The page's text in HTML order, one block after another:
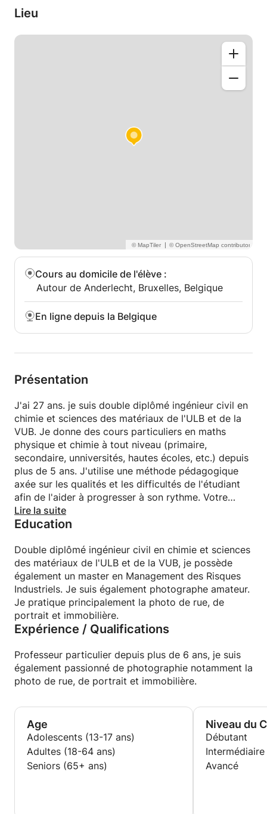
des questions. Je me ferai un plaisir de vous
répondre et de vous aider. A très bientôt. Ronald
PS : les cours sont également donnés à distance
(online) à l'aide d'un tableau interactif et de Teams.
Lieu
|
Cours au domicile de l'élève :
Autour de Anderlecht, Bruxelles, Belgique
En ligne depuis la Belgique
Présentation
J'ai 27 ans. je suis double diplômé ingénieur civil en
chimie et sciences des matériaux de l'ULB et de la
VUB. Je donne des cours particuliers en maths
physique et chimie à tout niveau (primaire,
secondaire, unniversités, hautes écoles, etc.) depuis
plus de 5 ans. J'utilise une méthode pédagogique
axée sur les qualités et les difficultés de l'étudiant
afin de l'aider à progresser à son rythme. Votre
réussite est garantie si on travaille ensemble.
N'hésitez pas à me contacter si vous avez des
PS : les cours sont également donnés à distance
(online) à l'aide d'un tableau interractif et de Skype
(audio et/ou vidéo)
Lire la suite
Education
Double diplômé ingénieur civil en chimie et sciences
des matériaux de l'ULB et de la VUB, je possède
également un master en Management des Risques
Industriels. Je suis également photographe amateur.
Je pratique principalement la photo de rue, de
portrait et immobilière.
Expérience / Qualifications
Professeur particulier depuis plus de 6 ans, je suis
également passionné de photographie notamment la
photo de rue, de portrait et immobilière.
Age
Adolescents (13-17 ans)
Adultes (18-64 ans)
Seniors (65+ ans)
Niveau du
Débutant
Intermédiaire
Avancé